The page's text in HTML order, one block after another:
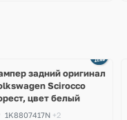
задний оригинал
Scirocco
цвет белый
1K8807417N +2